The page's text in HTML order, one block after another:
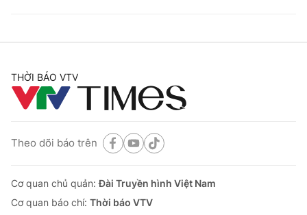
THỜI BÁO VTV
Theo dõi báo trên
Cơ quan chủ quản:Đài Truyền hình Việt Nam
Cơ quan báo chí: Thời báo VTV